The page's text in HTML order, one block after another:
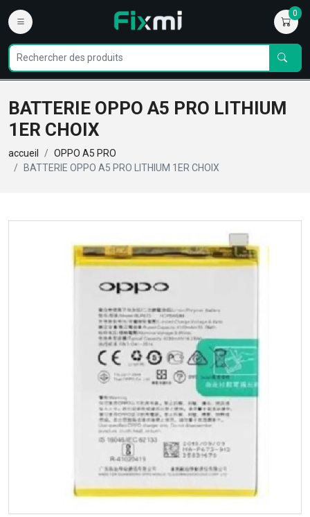
0
BATTERIE OPPO A5 PRO LITHIUM
1ER CHOIX
accueil
OPPO A5 PRO
BATTERIE OPPO A5 PRO LITHIUM 1ER CHOIX